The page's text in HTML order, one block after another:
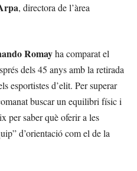
, directora de l’àrea
Romayha comparat el
dels 45 anys amb la retirada
esportistes d’elit. Per superar
buscar un equilibri físic i
per saber què oferir a les
d’orientació com el de la